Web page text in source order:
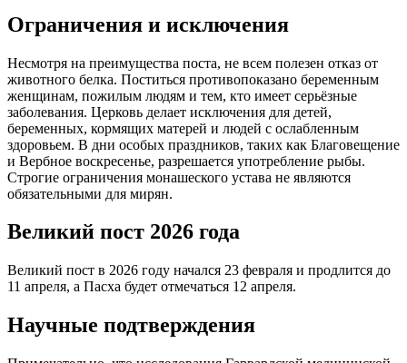
Ограничения и исключения
Несмотря на преимущества поста, не всем полезен отказ от
животного белка. Поститься противопоказано беременным
женщинам, пожилым людям и тем, кто имеет серьёзные
заболевания. Церковь делает исключения для детей,
беременных, кормящих матерей и людей с ослабленным
здоровьем. В дни особых праздников, таких как Благовещение
и Вербное воскресенье, разрешается употребление рыбы.
Строгие ограничения монашеского устава не являются
обязательными для мирян.
Великий пост 2026 года
Великий пост в 2026 году начался 23 февраля и продлится до
11 апреля, а Пасха будет отмечаться 12 апреля.
Научные подтверждения